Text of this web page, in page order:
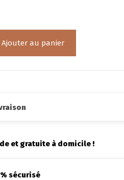
Ajouter au panier
et gratuite à domicile !
sécurisé